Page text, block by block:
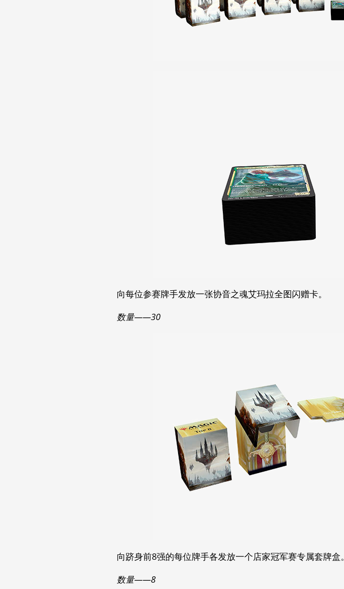
向每位参赛牌手发放一张协音之魂艾玛拉全图闪赠卡。
数量——30
向跻身前8强的每位牌手各发放一个店家冠军赛专属套牌盒。
数量——8